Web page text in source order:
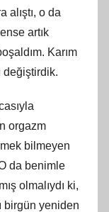
alıştı, o da
artık
Karım
değiştirdik.
orgazm
bilmeyen
da benimle
olmalıydı ki,
birgün yeniden